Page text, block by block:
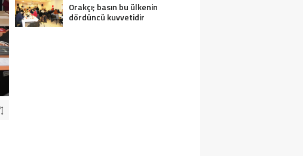
Orakçı; basın bu ülkenin
dördüncü kuvvetidir